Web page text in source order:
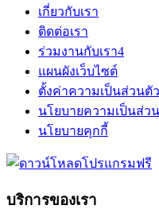
เกี่ยวกับเรา
ติดต่อเรา
ร่วมงานกับเรา4
แผนผังเว็บไซต์
ตั้งค่าความเป็นส่วนตัว
นโยบายความเป็นส่ว
นโยบายคุกกี้
บริการของเรา